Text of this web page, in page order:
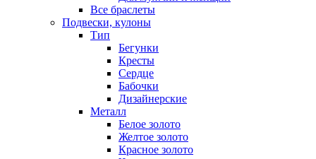
Все браслеты
Подвески, кулоны
Тип
Бегунки
Кресты
Сердце
Бабочки
Дизайнерские
Металл
Белое золото
Желтое золото
Красное золото